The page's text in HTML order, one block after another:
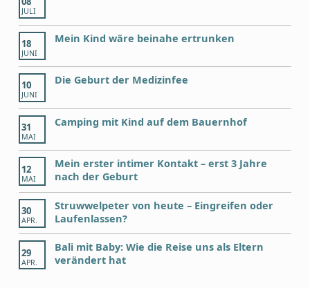
JULI
18
JUNI
Mein Kind wäre beinahe ertrunken
10
JUNI
Die Geburt der Medizinfee
31
MAI
Camping mit Kind auf dem Bauernhof
12
MAI
Mein erster intimer Kontakt – erst 3 Jahre
nach der Geburt
30
APR.
Struwwelpeter von heute – Eingreifen oder
Laufenlassen?
29
APR.
Bali mit Baby: Wie die Reise uns als Eltern
verändert hat